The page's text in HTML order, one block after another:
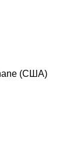
(США)